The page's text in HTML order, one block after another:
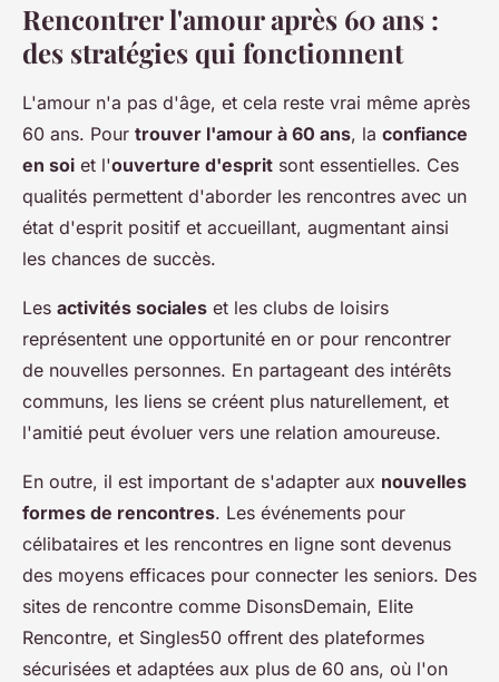
Rencontrer l'amour après 60 ans :
des stratégies qui fonctionnent
L'amour n'a pas d'âge, et cela reste vrai même après
60 ans. Pour trouver l'amour à 60 ans, la confiance
en soi et l'ouverture d'esprit sont essentielles. Ces
qualités permettent d'aborder les rencontres avec un
état d'esprit positif et accueillant, augmentant ainsi
les chances de succès.
Les activités sociales et les clubs de loisirs
représentent une opportunité en or pour rencontrer
de nouvelles personnes. En partageant des intérêts
communs, les liens se créent plus naturellement, et
l'amitié peut évoluer vers une relation amoureuse.
En outre, il est important de s'adapter aux nouvelles
formes de rencontres. Les événements pour
célibataires et les rencontres en ligne sont devenus
des moyens efficaces pour connecter les seniors. Des
sites de rencontre comme DisonsDemain, Elite
Rencontre, et Singles50 offrent des plateformes
sécurisées et adaptées aux plus de 60 ans, où l'on